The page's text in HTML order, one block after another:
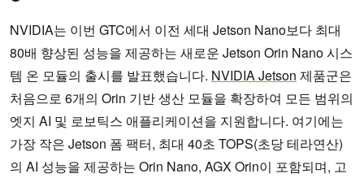
NVIDIA는 이번 GTC에서 이전 세대 Jetson Nano보다 최대
80배 향상된 성능을 제공하는 새로운 Jetson Orin Nano 시스
템 온 모듈의 출시를 발표했습니다. NVIDIA Jetson 제품군은
처음으로 6개의 Orin 기반 생산 모듈을 확장하여 모든 범위의
엣지 AI 및 로보틱스 애플리케이션을 지원합니다. 여기에는
가장 작은 Jetson 폼 팩터, 최대 40초 TOPS(초당 테라연산)
의 AI 성능을 제공하는 Orin Nano, AGX Orin이 포함되며, 고